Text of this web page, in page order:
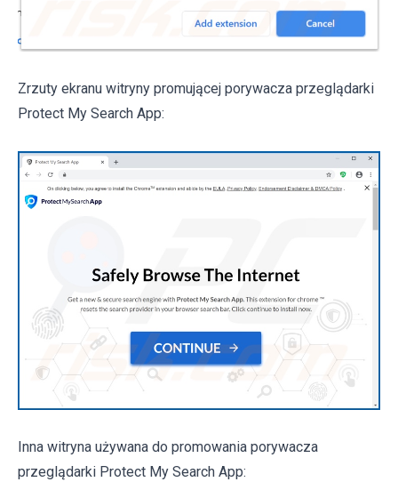
Zrzuty ekranu witryny promującej porywacza przeglądarki
Protect My Search App:
Inna witryna używana do promowania porywacza
przeglądarki Protect My Search App: